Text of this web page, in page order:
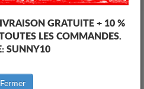
GRATUITE + 10 %
LES COMMANDES.
SUNNY10
Fermer